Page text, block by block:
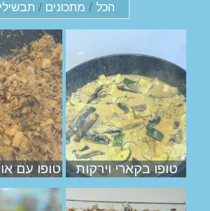
הכל / מתכונים /
טופו בקארי וירקות טופו עם